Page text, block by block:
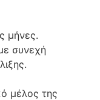
μήνες.
συνεχή
μέλος της